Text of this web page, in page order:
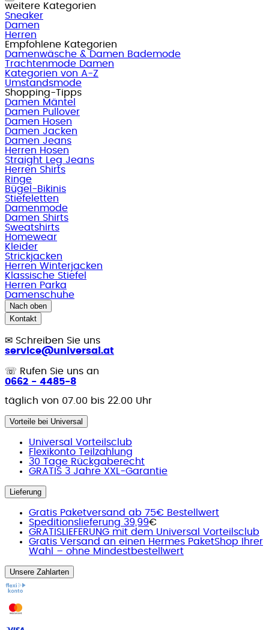
weitere Kategorien
Sneaker
Damen
Herren
Empfohlene Kategorien
Damenwäsche & Damen Bademode
Trachtenmode Damen
Kategorien von A-Z
Umstandsmode
Shopping-Tipps
Damen Mäntel
Damen Pullover
Damen Hosen
Damen Jacken
Damen Jeans
Herren Hosen
Straight Leg Jeans
Herren Shirts
Ringe
Bügel-Bikinis
Stiefeletten
Damenmode
Damen Shirts
Sweatshirts
Homewear
Kleider
Strickjacken
Herren Winterjacken
Klassische Stiefel
Herren Parka
Damenschuhe
Nach oben
Kontakt
✉ Schreiben Sie uns
service@universal.at
☏ Rufen Sie uns an
0662 - 4485-8
täglich von 07.00 bis 22.00 Uhr
Vorteile bei Universal
Universal Vorteilsclub
Flexikonto Teilzahlung
30 Tage Rückgaberecht
GRATIS 3 Jahre XXL-Garantie
Lieferung
Gratis Paketversand ab 75€ Bestellwert
Speditionslieferung 39,99€
GRATISLIEFERUNG mit dem Universal Vorteilsclub
Gratis Versand an einen Hermes PaketShop Ihrer
Wahl – ohne Mindestbestellwert
Unsere Zahlarten